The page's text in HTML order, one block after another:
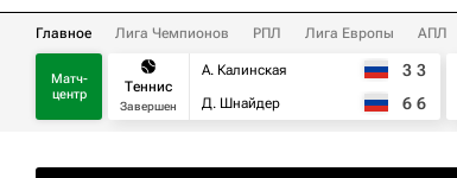
Главное Лига Чемпионов РПЛ Лига Европы АПЛ
Матч-
центр
Теннис
Завершен
А. Калинская
Д. Шнайдер
3 3
6 6